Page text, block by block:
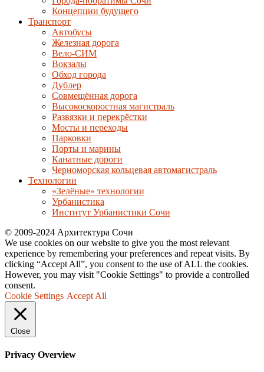
Концепции будущего
Транспорт
Автобусы
Железная дорога
Вело-СИМ
Вокзалы
Обход города
Дублер
Совмещённая дорога
Высокоскоростная магистраль
Развязки и перекрёстки
Мосты и переходы
Парковки
Порты и марины
Канатные дороги
Черноморская кольцевая автомагистраль
Технологии
«Зелёные» технологии
Урбанистика
Институт Урбанистики Сочи
© 2009-2024 Архитектура Сочи
We use cookies on our website to give you the most relevant
experience by remembering your preferences and repeat visits. By
clicking “Accept All”, you consent to the use of ALL the cookies.
However, you may visit "Cookie Settings" to provide a controlled
consent.
Cookie Settings Accept All
Close
Privacy Overview